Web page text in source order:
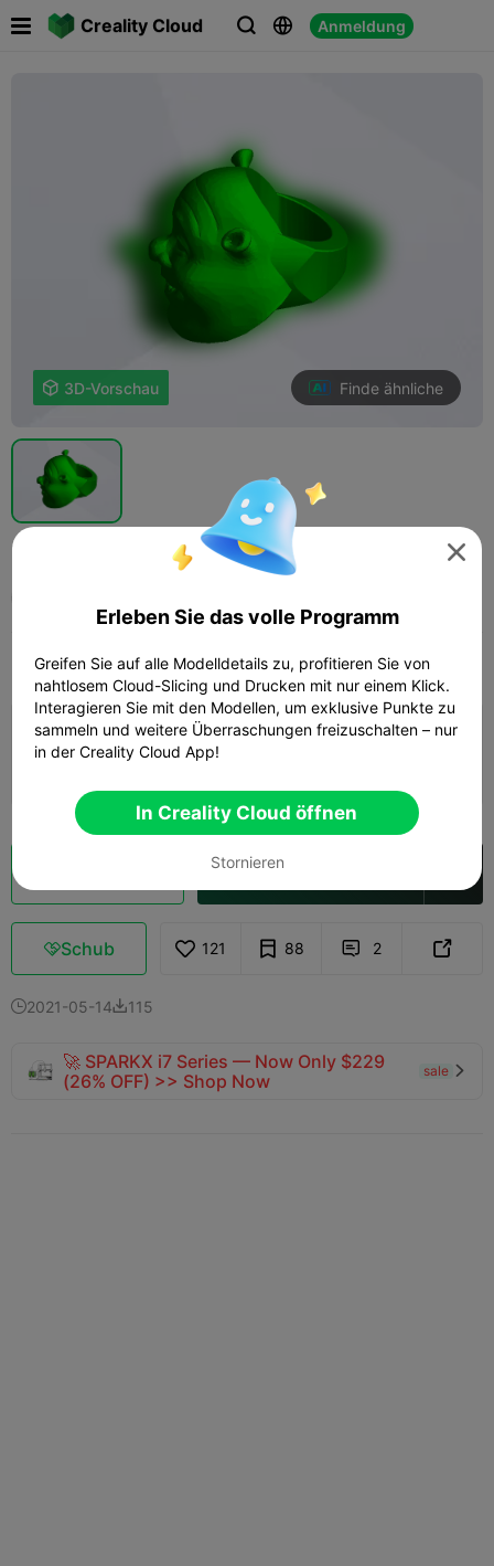
Creality Cloud   Anmeldung
 3D-Vorschau Finde ähnliche
Shrek-Ring
Print Settings Hinzufügen Mode  Schmuck & Zubehör
 Druckkonfiguration hinzufügen
In Creality Cloud öffnen
Schub 121 88  2 
2021-05-14115
🚀 SPARKX i7 Series — Now Only $229
(26% OFF) >> Shop Now
sale 

Erleben Sie das volle Programm
Greifen Sie auf alle Modelldetails zu, profitieren Sie von
nahtlosem Cloud-Slicing und Drucken mit nur einem Klick.
Interagieren Sie mit den Modellen, um exklusive Punkte zu
sammeln und weitere Überraschungen freizuschalten – nur
in der Creality Cloud App!
In Creality Cloud öffnen
Stornieren